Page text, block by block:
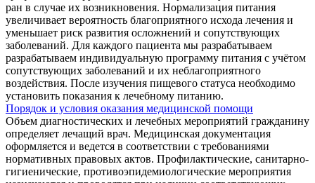
ран в случае их возникновения. Нормализация питания
увеличивает вероятность благоприятного исхода лечения и
уменьшает риск развития осложнений и сопутствующих
заболеваний. Для каждого пациента мы разрабатываем
разрабатываем индивидуальную программу питания с учётом
сопутствующих заболеваний и их неблагоприятного
воздействия. После изучения пищевого статуса необходимо
установить показания к лечебному питанию.
Порядок и условия оказания медицинской помощи
Объем диагностических и лечебных мероприятий гражданину
определяет лечащий врач. Медицинская документация
оформляется и ведется в соответствии с требованиями
нормативных правовых актов. Профилактические, санитарно-
гигиенические, противоэпидемиологические мероприятия